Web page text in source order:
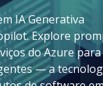
IA Generativa
Explore
do Azure para
— a